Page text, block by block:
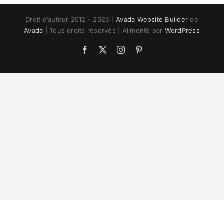
Droit d’auteur 2012 - 2025 |Avada Website Builder de
Avada | Tous droits réservés | Alimenté par WordPress
Facebook
TwitterInstagram